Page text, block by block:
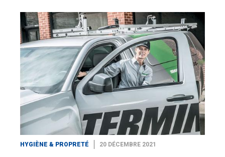
HYGIÈNE & PROPRETÉ 20 DÉCEMBRE 2021